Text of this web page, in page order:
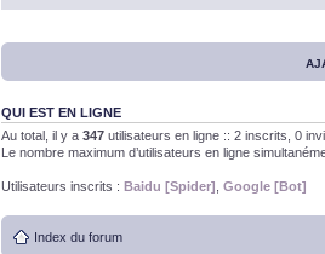
Bon, 2020, ça n'a pas trop marché. JE
J'ai l'impression que nous n'avons pas fait
Bonne année 2020 !
QUI EST EN LIGNE
Au total, il y a 347 utilisateurs en ligne :: 2 inscrits, 0
Le nombre maximum d’utilisateurs en ligne
Utilisateurs inscrits : Baidu [Spider] Google [Bot]
Index du forum